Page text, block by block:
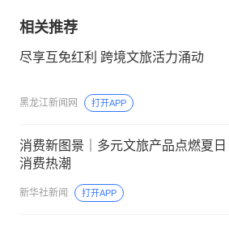
相关推荐
尽享互免红利 跨境文旅活力涌动
黑龙江新闻网 打开APP
消费新图景｜多元文旅产品点燃夏日
消费热潮
新华社新闻 打开APP